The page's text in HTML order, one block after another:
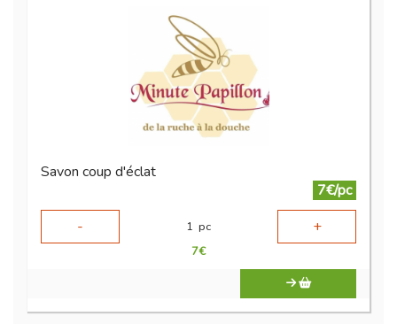
Savon coup d'éclat
7€/pc
-
1 pc +
7€